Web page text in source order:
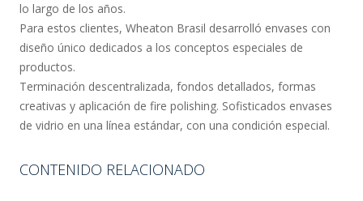
lo largo de los años.
Para estos clientes, Wheaton Brasil desarrolló envases con
diseño único dedicados a los conceptos especiales de
productos.
Terminación descentralizada, fondos detallados, formas
creativas y aplicación de fire polishing. Sofisticados envases
de vidrio en una línea estándar, con una condición especial.
CONTENIDO RELACIONADO